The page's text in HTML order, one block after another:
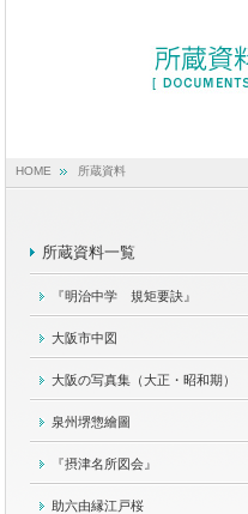
HOME 所蔵資料
所蔵資料一覧
『明治中学 規矩要訣』
大阪市中図
大阪の写真集（大正・昭和期）
泉州堺惣繪圖
『摂津名所図会』
助六由縁江戸桜